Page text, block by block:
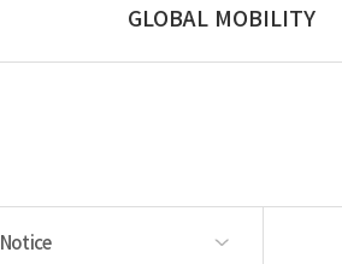
GLOBAL MOBILITY
Notice